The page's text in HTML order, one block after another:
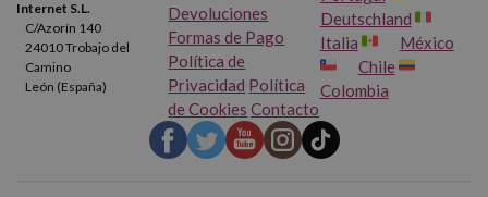
Internet S.L.
C/Azorín 140
24010 Trobajo del
Camino
León (España)
Devoluciones
Formas de Pago
Política de
Privacidad Política
de Cookies Contacto
Deutschland
Italia
México
Chile
Colombia